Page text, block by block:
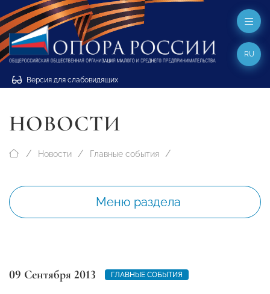
Версия для слабовидящих
RU
НОВОСТИ
Новости Главные события
Меню раздела
09 Сентября 2013 ГЛАВНЫЕ СОБЫТИЯ